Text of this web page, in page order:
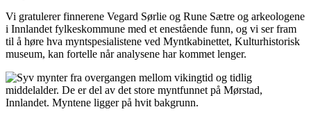
Vi gratulerer finnerene Vegard Sørlie og Rune Sætre og arkeologene
i Innlandet fylkeskommune med et enestående funn, og vi ser fram
til å høre hva myntspesialistene ved Myntkabinettet, Kulturhistorisk
museum, kan fortelle når analysene har kommet lenger.